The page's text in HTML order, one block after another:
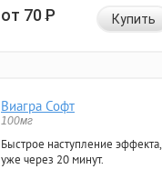
от 70Р Купить
Виагра Софт
100мг
Быстрое наступление эффекта,
уже через 20 минут.